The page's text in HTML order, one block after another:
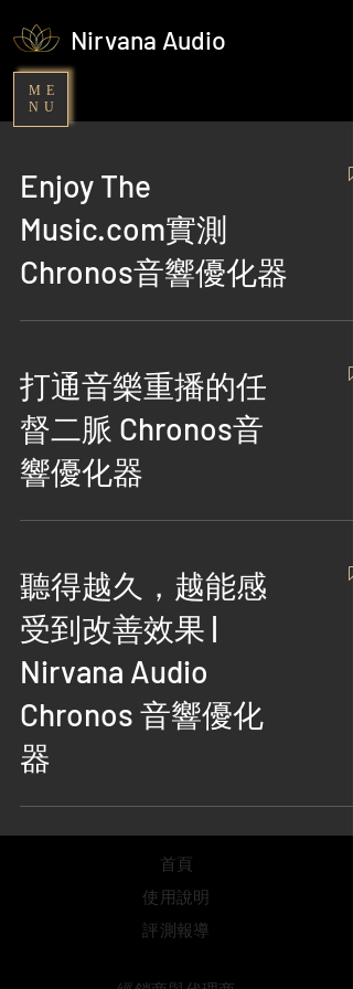
ME
NU
Nirvana Audio
Enjoy The
Music.com實測
Chronos音響優化器
打通音樂重播的任
督二脈 Chronos音
響優化器
聽得越久，越能感
受到改善效果 |
Nirvana Audio
Chronos 音響優化
器
首頁
使用說明
評測報導